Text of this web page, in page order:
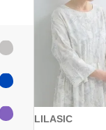
LILASIC